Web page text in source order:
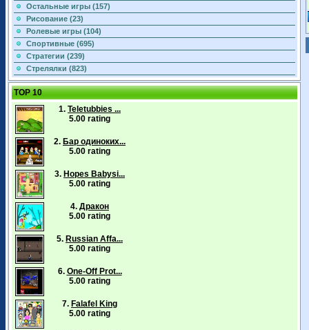
Остальные игры (157)
Рисование (23)
Ролевые игры (104)
Спортивные (695)
Стратегии (239)
Стрелялки (823)
TOP 10
1. Teletubbies ...
5.00 rating
2. Бар одиноких...
5.00 rating
3. Hopes Babysi...
5.00 rating
4. Дракон
5.00 rating
5. Russian Affa...
5.00 rating
6. One-Off Prot...
5.00 rating
7. Falafel King
5.00 rating